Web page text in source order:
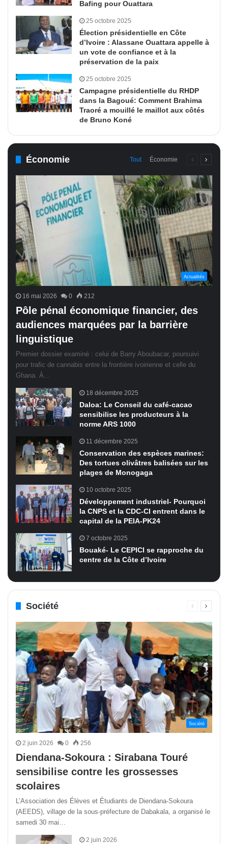
Bafing pour Ouattara
25 octobre 2025
Élection présidentielle en Côte
d’Ivoire : Alassane Ouattara appelle à
un vote de confiance et à la
préservation de la paix
25 octobre 2025
Campagne présidentielle du RHDP
dans la Bagoué: Comment Brahima
Traoré a mouillé le maillot aux côtés
de Bruno Koné
Économie Tout Économie
PagePage
Actualités
16 mai 2026 0 212
Pôle pénal économique financier, des
audiences marquées par la barrière
linguistique
Premier dossier examiné : celui de Barry Aboubacar, poursuivi
pour trafic de cannabis entre la frontière ivoirienne et celle du
Ghana. À…
18 décembre 2025
Daloa: Le Conseil du café-cacao
sensibilise les producteurs à la
norme ARS 1000
11 décembre 2025
Conservation des espèces marines:
Des tortues olivâtres balisées sur les
plages de Monogaga
10 octobre 2025
Développement industriel- Pourquoi
la CNPS et la CDC-CI entrent dans le
capital de la PEIA-PK24
7 octobre 2025
Bouaké- Le CEPICI se rapproche du
centre de la Côte d’Ivoire
Société
PagePage
Société
2 juin 2026 0 256
Diendana-Sokoura : Sirabana Touré
sensibilise contre les grossesses
scolaires
L’Association des Élèves et Étudiants de Diendana-Sokoura
(AEEDS), village de la sous-préfecture de Dabakala, a organisé le
samedi 30 mai…
2 juin 2026